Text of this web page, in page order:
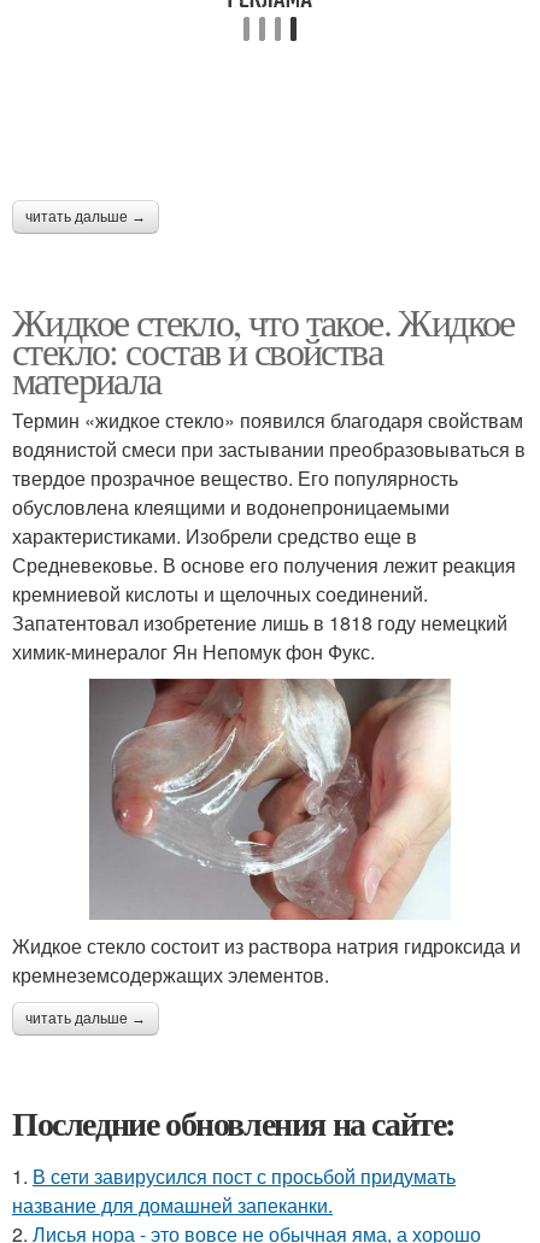
читать дальше →
Жидкое стекло, что такое. Жидкое
стекло: состав и свойства
материала
Термин «жидкое стекло» появился благодаря свойствам
водянистой смеси при застывании преобразовываться в
твердое прозрачное вещество. Его популярность
обусловлена клеящими и водонепроницаемыми
характеристиками. Изобрели средство еще в
Средневековье. В основе его получения лежит реакция
кремниевой кислоты и щелочных соединений.
Запатентовал изобретение лишь в 1818 году немецкий
химик-минералог Ян Непомук фон Фукс.
Жидкое стекло состоит из раствора натрия гидроксида и
кремнеземсодержащих элементов.
читать дальше →
Последние обновления на сайте:
1. В сети завирусился пост с просьбой придумать
название для домашней запеканки.
2. Лисья нора - это вовсе не обычная яма, а хорошо